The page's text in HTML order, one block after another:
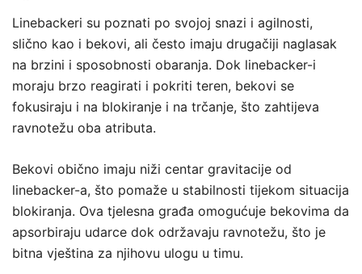
Linebackeri su poznati po svojoj snazi i agilnosti,
slično kao i bekovi, ali često imaju drugačiji naglasak
na brzini i sposobnosti obaranja. Dok linebacker-i
moraju brzo reagirati i pokriti teren, bekovi se
fokusiraju i na blokiranje i na trčanje, što zahtijeva
ravnotežu oba atributa.
Bekovi obično imaju niži centar gravitacije od
linebacker-a, što pomaže u stabilnosti tijekom situacija
blokiranja. Ova tjelesna građa omogućuje bekovima da
apsorbiraju udarce dok održavaju ravnotežu, što je
bitna vještina za njihovu ulogu u timu.